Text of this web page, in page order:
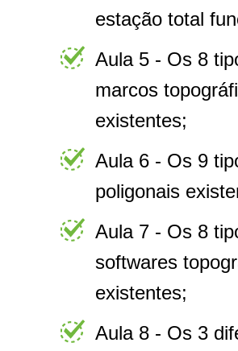
estação total
Aula 5 - Os 8
marcos
existentes;
Aula 6 - Os 9
poligonais
Aula 7 - Os 8
softwares
existentes;
Aula 8 - Os 3